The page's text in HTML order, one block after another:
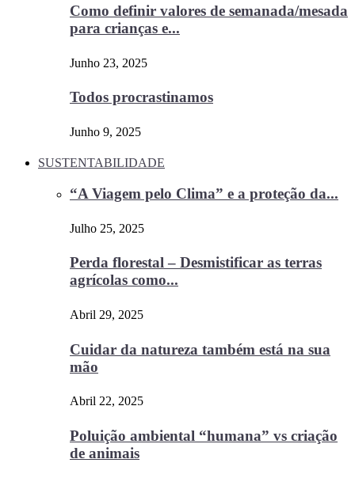
Como definir valores de semanada/mesada
para crianças e...
Junho 23, 2025
Todos procrastinamos
Junho 9, 2025
SUSTENTABILIDADE
“A Viagem pelo Clima” e a proteção da...
Julho 25, 2025
Perda florestal – Desmistificar as terras
agrícolas como...
Abril 29, 2025
Cuidar da natureza também está na sua
mão
Abril 22, 2025
Poluição ambiental “humana” vs criação
de animais